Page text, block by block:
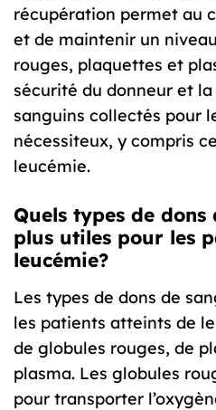
récupération permet au
et de maintenir un
rouges, plaquettes et
sécurité du donneur et
sanguins collectés pour
nécessiteux, y compris
leucémie.
Quels types de dons
plus utiles pour les
leucémie?
Les types de dons de
les patients atteints de
de globules rouges, de
plasma. Les globules
pour transporter